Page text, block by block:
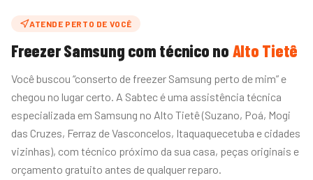
ATENDE PERTO DE VOCÊ
FreezerSamsung com técnico no Alto Tietê
Você buscou “conserto de freezer Samsung perto de mim” e
chegou no lugar certo. A Sabtec é uma assistência técnica
especializada em Samsung no Alto Tietê (Suzano, Poá, Mogi
das Cruzes, Ferraz de Vasconcelos, Itaquaquecetuba e cidades
vizinhas), com técnico próximo da sua casa, peças originais e
orçamento gratuito antes de qualquer reparo.